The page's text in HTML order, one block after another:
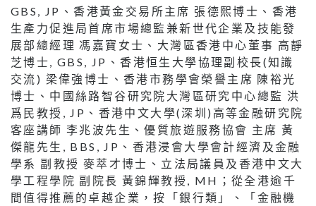
GBS, JP、香港黃金交易所主席 張德熙博士、香港
生產力促進局首席市場總監兼新世代企業及技能發
展部總經理 馮嘉寶女士、大灣區香港中心董事 高靜
芝博士, GBS, JP、香港恒生大學協理副校長(知識
交流) 梁偉強博士、香港市務學會榮譽主席 陳裕光
博士、中國絲路智谷研究院大灣區研究中心總監 洪
爲民教授, JP、香港中文大學(深圳)高等金融研究院
客座講師 李兆波先生、優質旅遊服務協會 主席 黃
傑龍先生, BBS, JP、香港浸會大學會計經濟及金融
學系 副教授 麥萃才博士、立法局議員及香港中文大
學工程學院 副院長 黃錦輝教授, MH；從全港逾千
間值得推薦的卓越企業，按「銀行類」、「金融機